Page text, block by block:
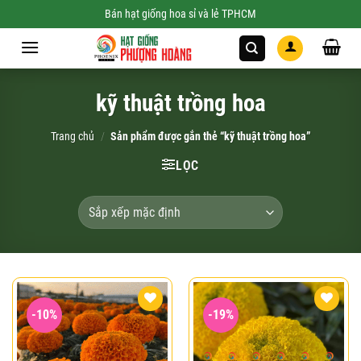
to
content
Bán hạt giống hoa sỉ và lẻ TPHCM
kỹ thuật trồng hoa
Trang chủ / Sản phẩm được gắn thẻ “kỹ thuật trồng hoa”
LỌC
-10%
Add to
-19%
Add to